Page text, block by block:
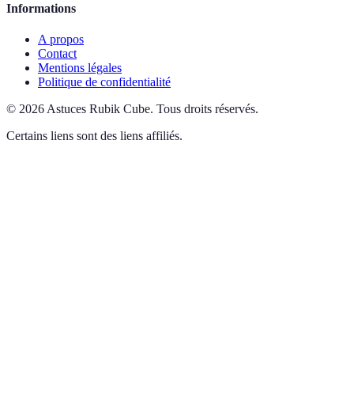
Informations
A propos
Contact
Mentions légales
Politique de confidentialité
© 2026 Astuces Rubik Cube. Tous droits réservés.
Certains liens sont des liens affiliés.